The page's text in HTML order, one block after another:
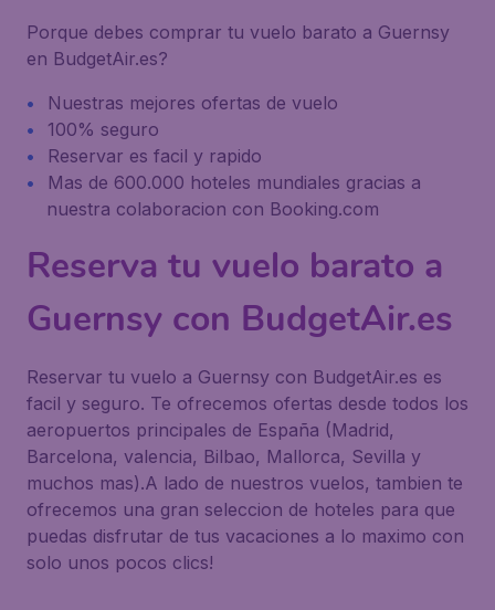
Porque debes comprar tu vuelo barato a Guernsy
en BudgetAir.es?
Nuestras mejores ofertas de vuelo
100% seguro
Reservar es facil y rapido
Mas de 600.000 hoteles mundiales gracias a
nuestra colaboracion con Booking.com
Reserva tu vuelo barato a
Guernsy con BudgetAir.es
Reservar tu vuelo a Guernsy con BudgetAir.es es
facil y seguro. Te ofrecemos ofertas desde todos los
aeropuertos principales de España (Madrid,
Barcelona, valencia, Bilbao, Mallorca, Sevilla y
muchos mas).A lado de nuestros vuelos, tambien te
ofrecemos una gran seleccion de hoteles para que
puedas disfrutar de tus vacaciones a lo maximo con
solo unos pocos clics!